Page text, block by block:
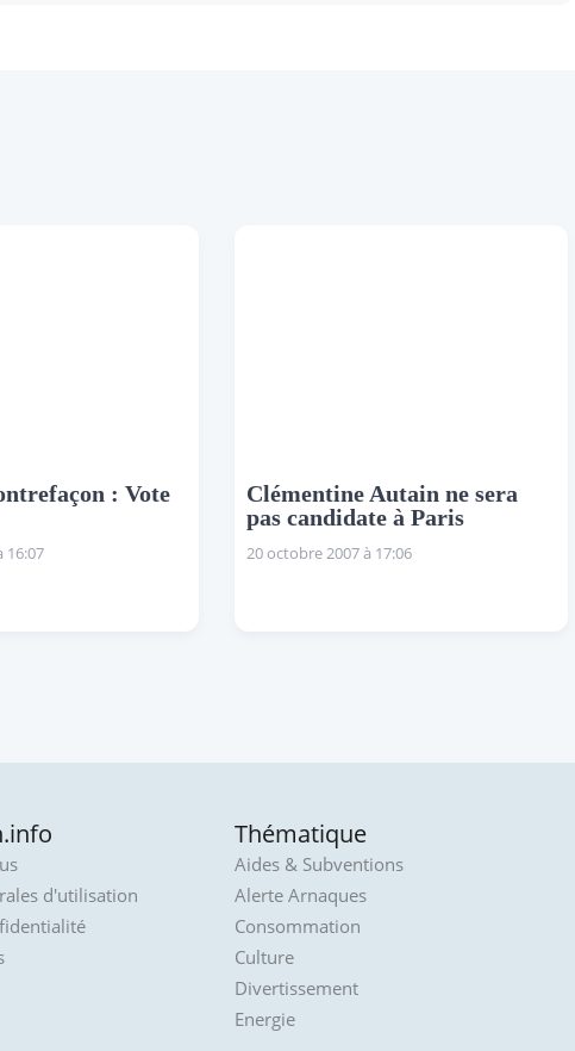
: Vote
16:07
Clémentine Autain ne sera
pas candidate à Paris
20 octobre 2007 à 17:06
d'utilisation
Thématique
Aides & Subventions
Alerte Arnaques
Consommation
Culture
Divertissement
Energie